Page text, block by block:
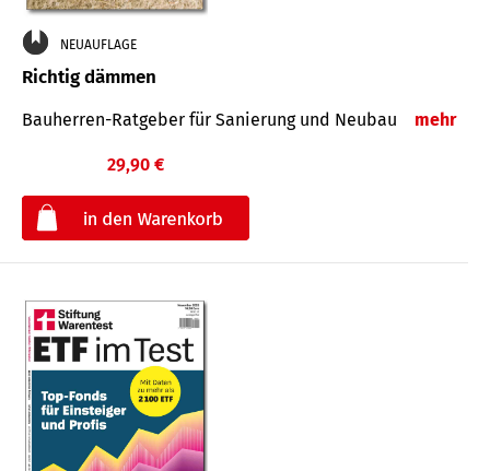
NEUAUFLAGE
Richtig dämmen
Bauherren-Ratgeber für Sanierung und Neubau mehr
29,90 €